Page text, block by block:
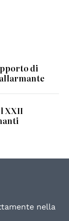
di
XXII
nella